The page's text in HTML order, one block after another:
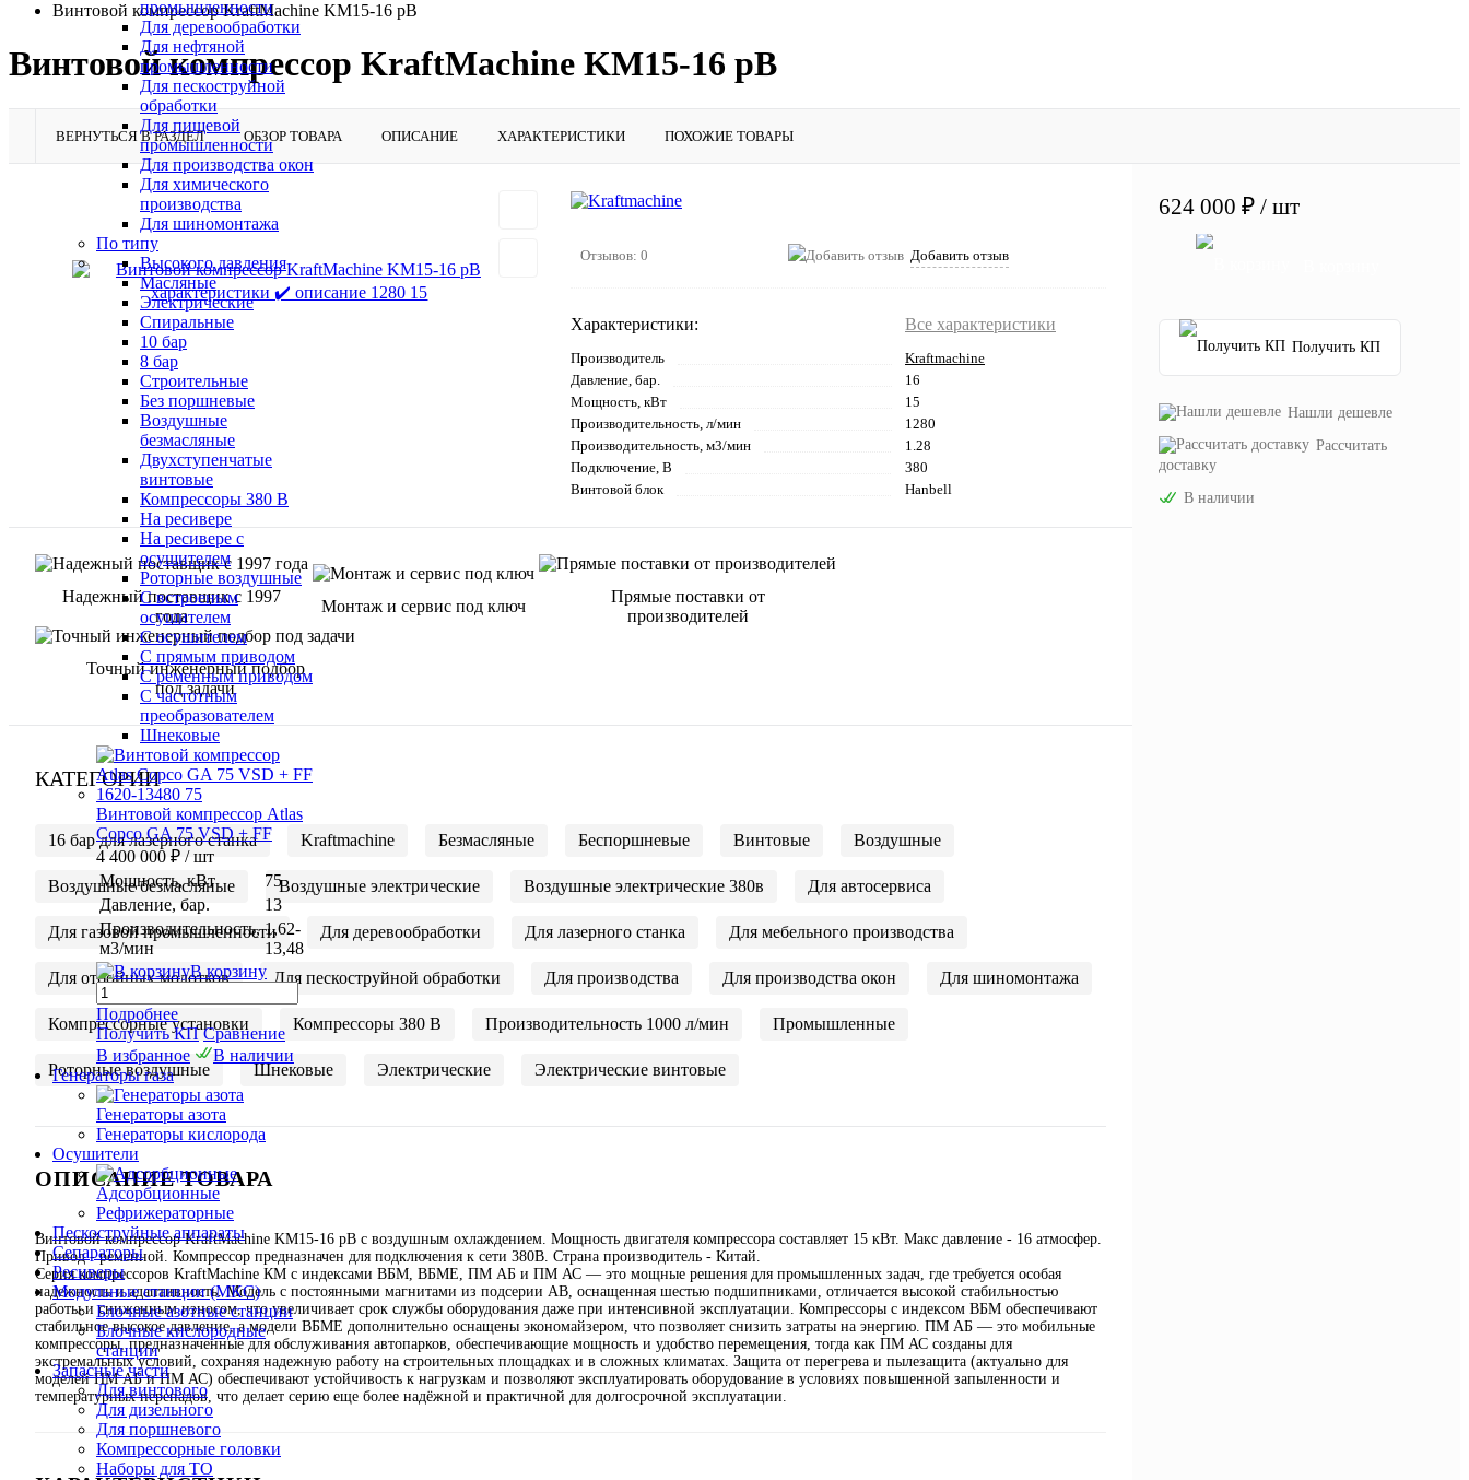
промышленности
Для деревообработки
Для нефтяной
промышленности
Для пескоструйной
обработки
Для пищевой
промышленности
Для производства окон
Для химического
производства
Для шиномонтажа
По типу
Высокого давления
Масляные
Электрические
Спиральные
10 бар
8 бар
Cтроительные
Без поршневые
Воздушные
безмасляные
Двухступенчатые
винтовые
Компрессоры 380 В
На ресивере
На ресивере с
осушителем
Роторные воздушные
С встроеным
осушителем
С осушителем
С прямым приводом
С ременным приводом
С частотным
преобразователем
Шнековые
Винтовой компрессор Atlas
Copco GA 75 VSD + FF
4 400 000 ₽ / шт
Мощность, кВт
75
Давление, бар.
13
Производительность,
м3/мин
1,62-
13,48
В корзину
Подробнее
Получить КП Сравнение
В избранное
В наличии
Генераторы газа
Генераторы азота
Генераторы кислорода
Осушители
Адсорбционные
Рефрижераторные
Пескоструйные аппараты
Сепараторы
Ресиверы
Модульные станции (МКС)
Блочные азотные станции
Блочные кислородные
станции
Запасные части
Для винтового
Для дизельного
Для поршневого
Компрессорные головки
Наборы для ТО
Винтовой компрессор KraftMachine KM15-16 рВ
Винтовой компрессор KraftMachine KM15-16 рВ
ВЕРНУТЬСЯ В РАЗДЕЛ ОБЗОР ТОВАРА ОПИСАНИЕ ХАРАКТЕРИСТИКИ ПОХОЖИЕ ТОВАРЫ
Отзывов: 0 Добавить отзыв
Характеристики: Все характеристики
Производитель
Kraftmachine
Давление, бар.
16
Мощность, кВт
15
Производительность, л/мин
1280
Производительность, м3/мин
1.28
Подключение, В
380
Винтовой блок
Hanbell
Надежный поставщик с 1997
года
Монтаж и сервис под ключ
Прямые поставки от
производителей
Точный инженерный подбор
под задачи
КАТЕГОРИИ
16 бар для лазерного станка Kraftmachine Безмасляные Беспоршневые Винтовые Воздушные
Воздушные безмасляные Воздушные электрические Воздушные электрические 380в Для автосервиса
Для газовой промышленности Для деревообработки Для лазерного станка Для мебельного производства
Для отбойных молотков Для пескоструйной обработки Для производства Для производства окон Для шиномонтажа
Компрессорные установки Компрессоры 380 В Производительность 1000 л/мин Промышленные
Роторные воздушные Шнековые Электрические Электрические винтовые
ОПИСАНИЕ ТОВАРА
Винтовой компрессор KraftMachine KM15-16 рВ с воздушным охлаждением. Мощность двигателя компрессора составляет 15 кВт. Макс давление - 16 атмосфер.
Привод - ременной. Компрессор предназначен для подключения к сети 380В. Страна производитель - Китай.
Серия компрессоров KraftMachine КМ с индексами ВБМ, ВБМЕ, ПМ АБ и ПМ АС — это мощные решения для промышленных задач, где требуется особая
надежность и адаптивность. Модель с постоянными магнитами из подсерии АВ, оснащенная шестью подшипниками, отличается высокой стабильностью
работы и сниженным износом, что увеличивает срок службы оборудования даже при интенсивной эксплуатации. Компрессоры с индексом ВБМ обеспечивают
стабильное высокое давление, а модели ВБМЕ дополнительно оснащены экономайзером, что позволяет снизить затраты на энергию. ПМ АБ — это мобильные
компрессоры, предназначенные для обслуживания автопарков, обеспечивающие мощность и удобство перемещения, тогда как ПМ АС созданы для
экстремальных условий, сохраняя надежную работу на строительных площадках и в сложных климатах. Защита от перегрева и пылезащита (актуально для
моделей ПМ АБ и ПМ АС) обеспечивают устойчивость к нагрузкам и позволяют эксплуатировать оборудование в условиях повышенной запыленности и
температурных перепадов, что делает серию еще более надёжной и практичной для долгосрочной эксплуатации.
624 000 ₽ / шт
Получить КП
Нашли дешевле
Рассчитать
доставку
В наличии